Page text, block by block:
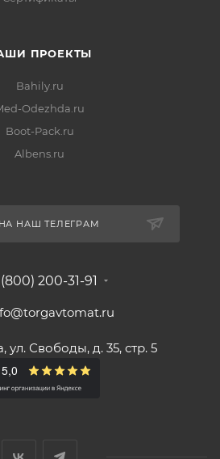
ПРОЕКТЫ
Bahily.ru
Odezhda.ru
Boot-Pack.ru
Albens.ru
НАШ ТЕЛЕГРАМ
200-31-91
ул. Свободы, д. 35, стр. 5